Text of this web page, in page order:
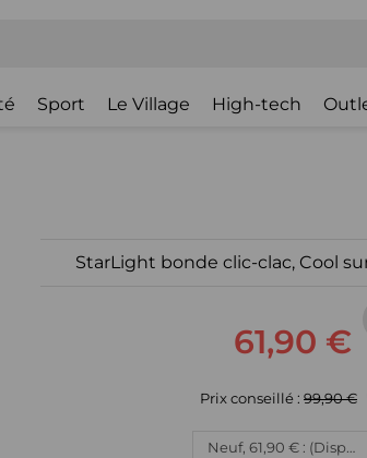
Sport Le Village High-tech
StarLight bonde clic-clac, Cool
61,90 €
Prix conseillé : 99,90 €
Neuf, 61,90 € : (Disponible)